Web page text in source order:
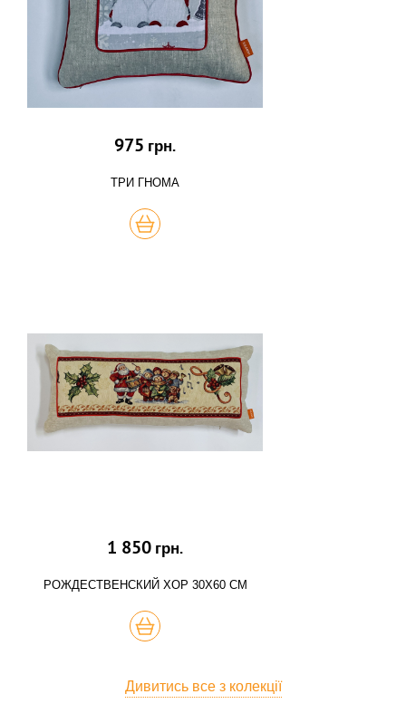
975 грн.
ТРИ ГНОМА
КУПИТЬ
1 850 грн.
РОЖДЕСТВЕНСКИЙ ХОР 30Х60 СМ
КУПИТЬ
Дивитись все з колекції